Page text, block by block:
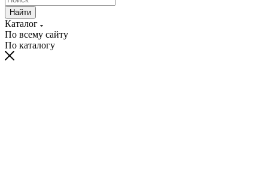
Найти
Каталог
По всему сайту
По каталогу